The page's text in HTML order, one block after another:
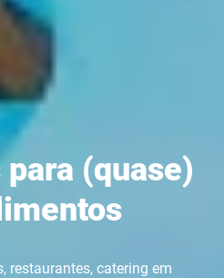
(quase)
restaurantes, catering em